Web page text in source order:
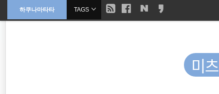
문
하쿠나마타타 현
TAGS
미
검